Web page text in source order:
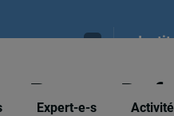
Expert-e-s
Perron-